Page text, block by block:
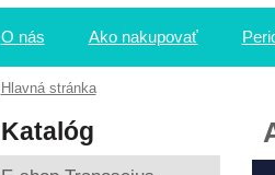
O nás Ako nakupovať
Katalóg
Hlavná stránka